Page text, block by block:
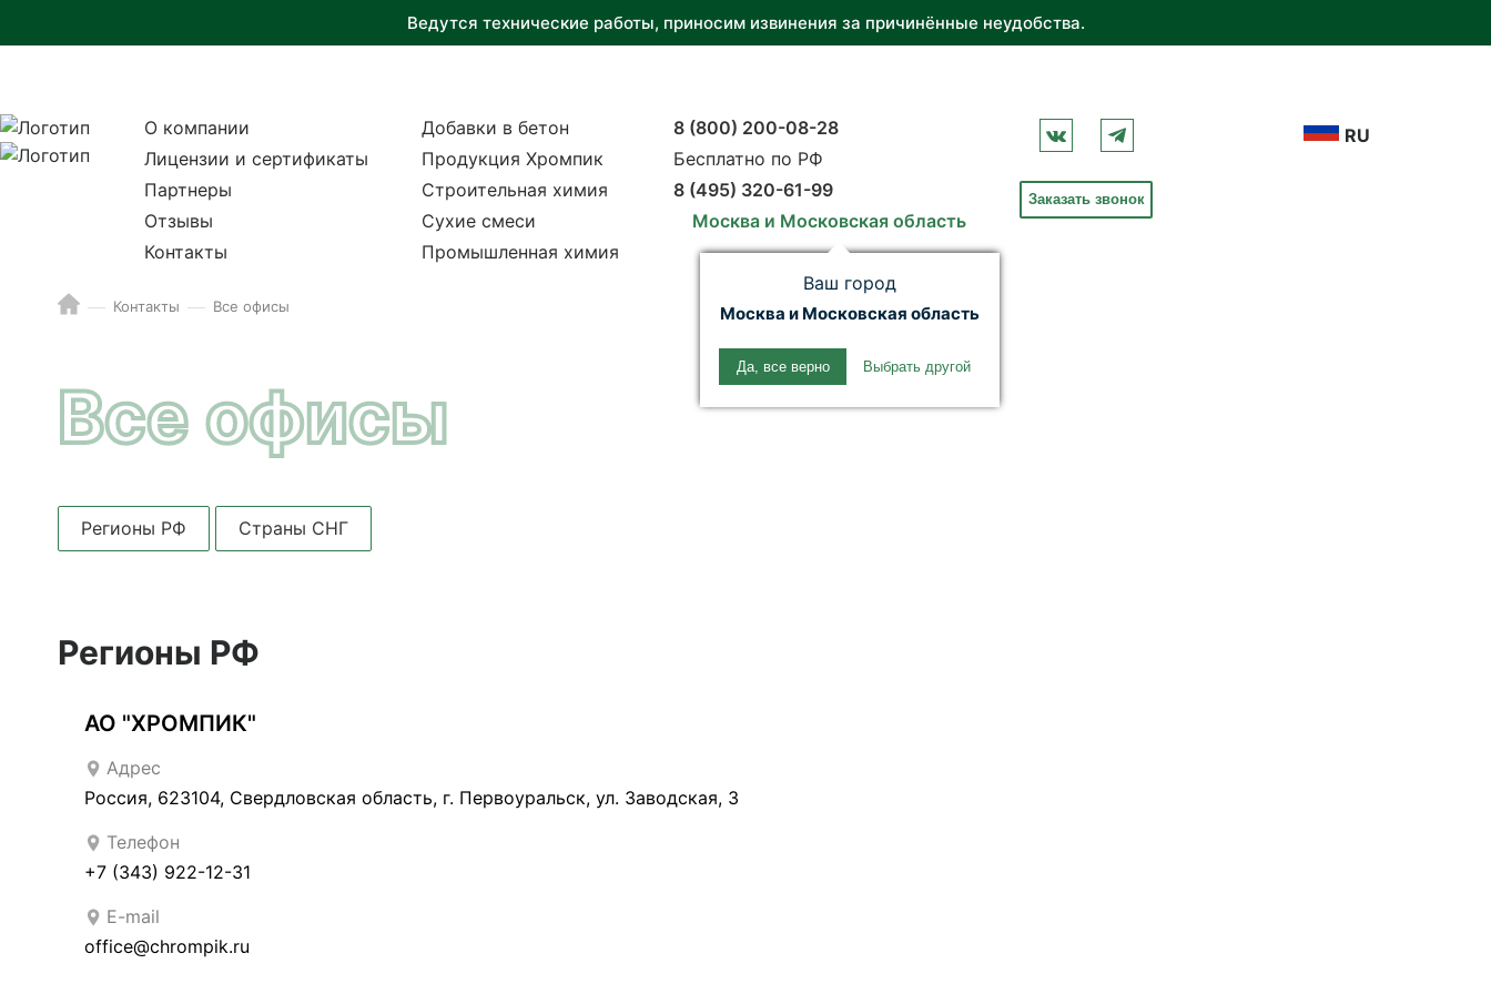
Ведутся технические работы, приносим извинения за причинённые неудобства.
О компании
Лицензии и сертификаты
Партнеры
Отзывы
Контакты
Добавки в бетон
Продукция Хромпик
Строительная химия
Сухие смеси
Промышленная химия
8 (800) 200-08-28
Бесплатно по РФ
8 (495) 320-61-99
Москва и Московская область
Ваш город
Москва и Московская область
Да, все верно Выбрать другой
Заказать звонок
RU
Контакты Все офисы
Все офисы
Регионы РФ Страны СНГ
Регионы РФ
АО "ХРОМПИК"
Адрес
Россия, 623104, Свердловская область, г. Первоуральск, ул. Заводская, 3
Телефон
+7 (343) 922-12-31
E-mail
office@chrompik.ru